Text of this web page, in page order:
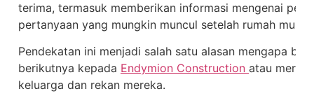
terima, termasuk memberikan informasi mengenai
pertanyaan yang mungkin muncul setelah rumah mulai
Pendekatan ini menjadi salah satu alasan mengapa
berikutnya kepada Endymion Construction atau
keluarga dan rekan mereka.